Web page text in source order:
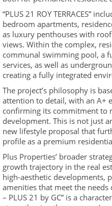
“PLUS 21 ROY TERRACES”
bedroom apartments,
as luxury penthouses with
views. Within the complex,
communal swimming pool, a
services, as well as
creating a fully integrated
The project’s philosophy is
attention to detail, with an A+
confirming its commitment to
development. This is not just
new lifestyle proposal that
profile as a premium
Plus Properties’ broader
growth trajectory in the real
high-aesthetic developments,
amenities that meet the needs
– PLUS 21 by GC” is a